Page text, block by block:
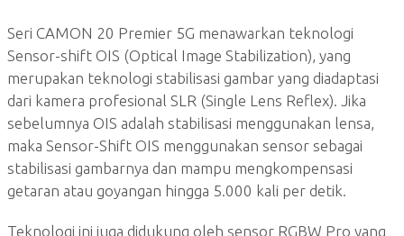
Seri CAMON 20 Premier 5G menawarkan teknologi
Sensor-shift OIS (Optical Image Stabilization), yang
merupakan teknologi stabilisasi gambar yang diadaptasi
dari kamera profesional SLR (Single Lens Reflex). Jika
sebelumnya OIS adalah stabilisasi menggunakan lensa,
maka Sensor-Shift OIS menggunakan sensor sebagai
stabilisasi gambarnya dan mampu mengkompensasi
getaran atau goyangan hingga 5.000 kali per detik.
Teknologi ini juga didukung oleh sensor RGBW Pro yang